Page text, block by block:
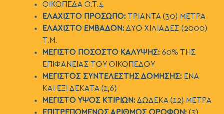
ΟΙΚΟΠΕΔΑ Ο.Τ.4
ΕΛΑΧΙΣΤΟ ΠΡΟΣΩΠΟ:ΤΡΙΑΝΤΑ (30) ΜΕΤΡΑ
ΕΛΑΧΙΣΤΟ ΕΜΒΑΔΟΝ:ΔΥΟ ΧΙΛΙΑΔΕΣ (2000)
Τ.Μ.
ΜΕΓΙΣΤΟ ΠΟΣΟΣΤΟ ΚΑΛΥΨΗΣ:60% ΤΗΣ
ΕΠΙΦΑΝΕΙΑΣ ΤΟΥ ΟΙΚΟΠΕΔΟΥ
ΜΕΓΙΣΤΟΣ ΣΥΝΤΕΛΕΣΤΗΣ ΔΟΜΗΣΗΣ:ΕΝΑ
ΚΑΙ ΕΞΙ ΔΕΚΑΤΑ (1,6)
ΜΕΓΙΣΤΟ ΥΨΟΣ ΚΤΙΡΙΩΝ:ΔΩΔΕΚΑ (12) ΜΕΤΡΑ
ΕΠΙΤΡΕΠΟΜΕΝΟΣ ΑΡΙΘΜΟΣ ΟΡΟΦΩΝ:(3)